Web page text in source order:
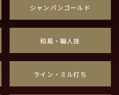
シャンパンゴールド
和風・職人技
ライン・ミル打ち